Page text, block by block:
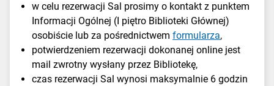
w celu rezerwacji Sal prosimy o kontakt z punktem
Informacji Ogólnej (I piętro Biblioteki Głównej)
osobiście lub za pośrednictwem formularza,
potwierdzeniem rezerwacji dokonanej online jest
mail zwrotny wysłany przez Bibliotekę,
czas rezerwacji Sal wynosi maksymalnie 6 godzin